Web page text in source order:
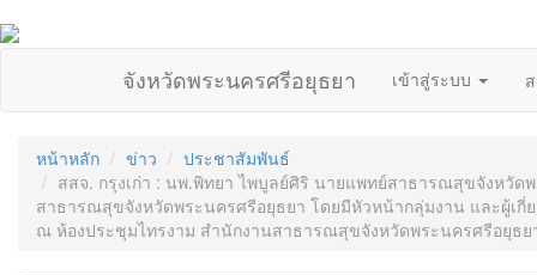
จังหวัดพระนครศรีอยุธยา เข้าสู่ระบบ
หน้าหลัก ข่าว
ประชาสัมพันธ์
สสจ. กรุงเก่า : นพ.พิทยา ไพบูลย์ศิริ นายแพทย์สาธารณสุขจังหวั
สาธารณสุขจังหวัดพระนครศรีอยุธยา โดยมีหัวหน้ากลุ่มงาน และผู้เ
ณ ห้องประชุมไทรงาม สำนักงานสาธารณสุขจังหวัดพระนครศรีอยุธย